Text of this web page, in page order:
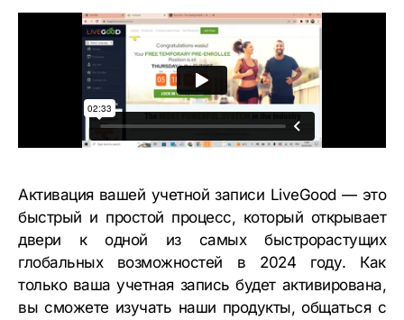
Активация вашей учетной записи LiveGood — это
быстрый и простой процесс, который открывает
двери к одной из самых быстрорастущих
глобальных возможностей в 2024 году. Как
только ваша учетная запись будет активирована,
вы сможете изучать наши продукты, общаться с